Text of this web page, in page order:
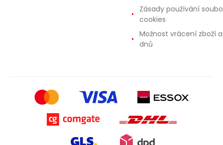
Zásady používání
cookies
Možnost vrácení zboží
dnů